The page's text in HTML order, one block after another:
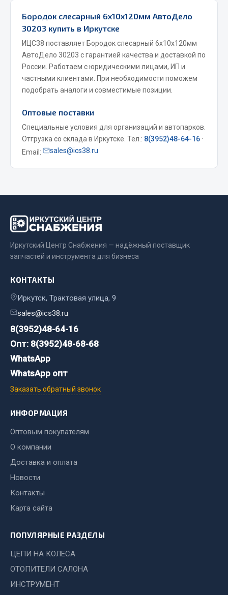
Автомобильный инструмент
Измерительный инструмент
Крепежный инструмент
Режущий инструмент
Силовое оборудование
Слесарный инструмент
Весь раздел
РТИ
Лента конвейерная
Манжеты
Прокладки
Рукава высокого давления
Весь раздел
Автолампы
Блоки реле и предохранителей
Вилки нагрузочные
Выключатели и переключатели клавишные
Выключатели кнопочные
Изолента
Бородок слесарный 6х10х120мм АвтоДело
30203 купить в Иркутске
ИЦС38 поставляет Бородок слесарный 6х10х120мм
АвтоДело 30203 с гарантией качества и доставкой по
России. Работаем с юридическими лицами, ИП и
частными клиентами. При необходимости поможем
подобрать аналоги и совместимые позиции.
Оптовые поставки
Специальные условия для организаций и автопарков.
Отгрузка со склада в Иркутске. Тел.: 8(3952)48-64-16 ·
Email:
sales@ics38.ru
Иркутский Центр Снабжения — надёжный поставщик
запчастей и инструмента для бизнеса
КОНТАКТЫ
Иркутск, Трактовая улица, 9
sales@ics38.ru
8(3952)48-64-16
Опт: 8(3952)48-68-68
WhatsApp
WhatsApp опт
Заказать обратный звонок
ИНФОРМАЦИЯ
Оптовым покупателям
О компании
Доставка и оплата
Новости
Контакты
Карта сайта
ПОПУЛЯРНЫЕ РАЗДЕЛЫ
ЦЕПИ НА КОЛЕСА
ОТОПИТЕЛИ САЛОНА
ИНСТРУМЕНТ